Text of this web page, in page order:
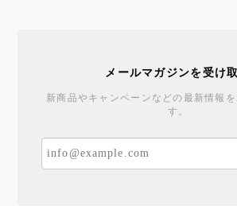
メールマガジンを受け
新商品やキャンペーンなどの最新情報
す。